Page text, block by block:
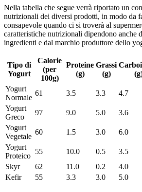
Nella tabella che segue verrà riportato un
nutrizionali dei diversi prodotti, in modo da
consapevole quando ci si troverà al
caratteristiche nutrizionali dipendono anche
ingredienti e dal marchio produttore dello
Tipo di
Yogurt
Calorie
(per
100g)
Proteine
(g)
Grassi
(g)
Yogurt
Normale
61 3.5 3.3 4.7
Yogurt
Greco
97 9.0 5.0 3.6
Yogurt
Vegetale
60 1.5 3.0 6.0
Yogurt
Proteico
55 10.0 0.5 3.5
Skyr
62 11.0 0.2 4.0
Kefir
55 3.3 3.0 5.0